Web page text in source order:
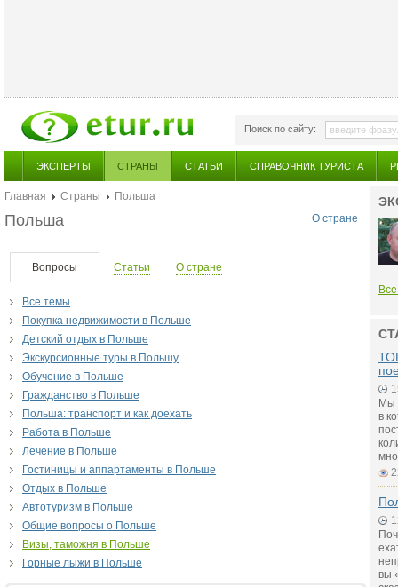
Поиск по сайту:
ЭКСПЕРТЫ СТРАНЫ СТАТЬИ СПРАВОЧНИК ТУРИСТА
Главная Страны
Польша
О стране
Польша
Вопросы Статьи О стране
Все темы
Покупка недвижимости в Польше
Детский отдых в Польше
Экскурсионные туры в Польшу
Обучение в Польше
Гражданство в Польше
Польша: транспорт и как доехать
Работа в Польше
Лечение в Польше
Гостиницы и аппартаменты в Польше
Отдых в Польше
Автотуризм в Польше
Общие вопросы о Польше
Визы, таможня в Польше
Горные лыжи в Польше
Мы
в
вы